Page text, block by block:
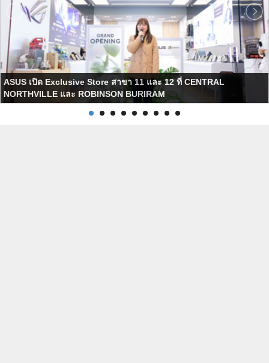
ASUS เปิด Exclusive Store สาขา 11 และ 12 ที่ CENTRAL
NORTHVILLE และ ROBINSON BURIRAM